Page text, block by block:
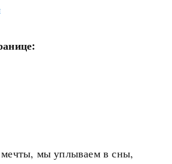
мы уплываем в сны,